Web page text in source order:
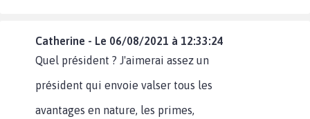
Catherine - Le 06/08/2021 à 12:33:24
Quel président ? J'aimerai assez un
président qui envoie valser tous les
avantages en nature, les primes,